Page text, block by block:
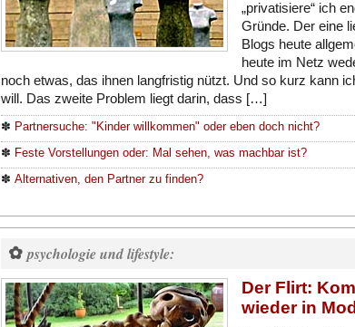
„privatisiere“ ich
Gründe. Der eine
Blogs heute
heute im Netz
noch etwas, das ihnen langfristig nützt. Und so kurz kann
will. Das zweite Problem liegt darin, dass […]
✽ Partnersuche: "Kinder willkommen" oder eben doch nicht?
✽ Feste Vorstellungen oder: Mal sehen, was machbar ist?
✽ Alternativen, den Partner zu finden?
✿ psychologie und lifestyle:
Der Flirt:
wieder in